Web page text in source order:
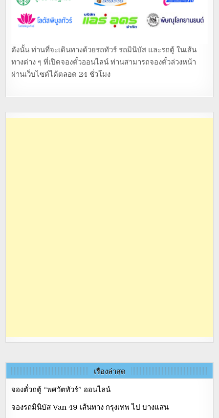
ดังนั้น ท่านที่จะเดินทางด้วยรถทัวร์ รถมินิบัส และรถตู้ ในเส้น
ทางต่าง ๆ ที่เปิดจองตั๋วออนไลน์ ท่านสามารถจองตั๋วล่วงหน้า
ผ่านเว็บไซต์ได้ตลอด 24 ชั่วโมง
เรื่องล่าสุด
จองตั๋วถตู้ “พศวัตทัวร์” ออนไลน์
จองรถมินิบัส Van 49 เส้นทาง กรุงเทพ ไป บางแสน